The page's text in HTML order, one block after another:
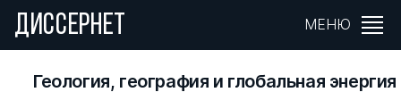
ДИССЕРНЕТ МЕНЮ
Геология, география и глобальная энергия